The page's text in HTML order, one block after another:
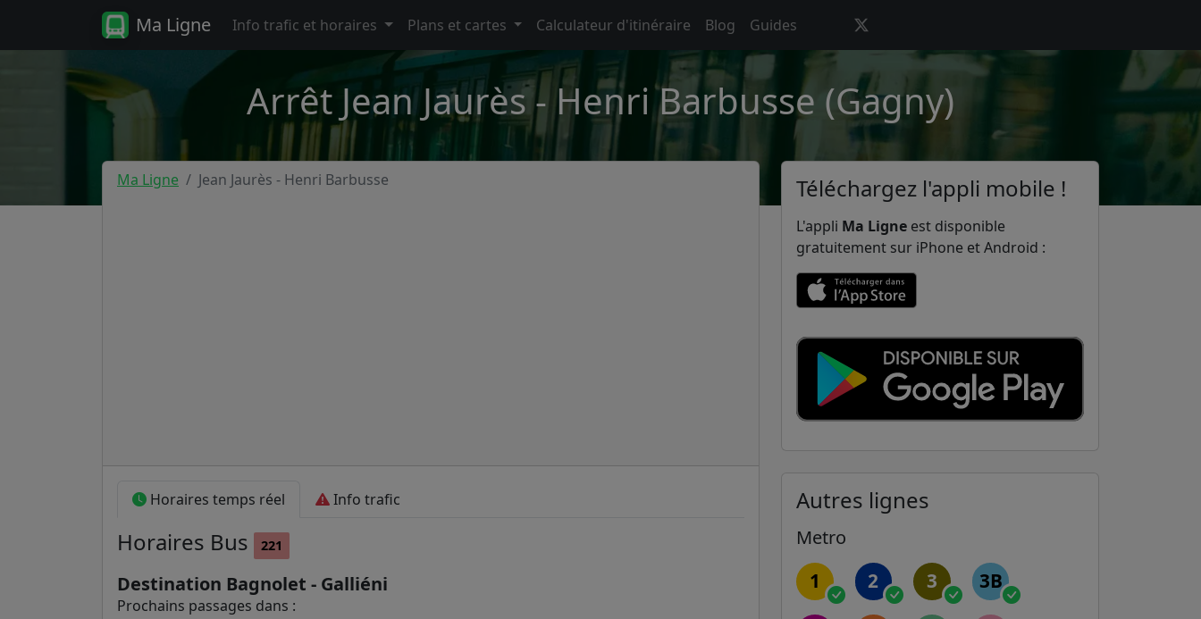
Ma Ligne Info trafic et horaires Plans et cartes Calculateur d'itinéraire Blog Guides
Arrêt Jean Jaurès - Henri Barbusse (Gagny)
Ma Ligne Jean Jaurès - Henri Barbusse
Horaires temps réel Info trafic
Horaires Bus 221
Destination Bagnolet - Galliéni
Prochains passages dans :
Téléchargez l'appli mobile !
L'appli Ma Ligne est disponible
gratuitement sur iPhone et Android :
Autres lignes
Metro
1 2 3 3B